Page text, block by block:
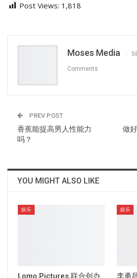
Post Views: 1,818
Moses Media
Comments
PREV POST
香蕉能提高男人性能力
吗？
做
YOU MIGHT ALSO LIKE
娱乐
Lomo Pictures 联合创办
娱乐
李勇